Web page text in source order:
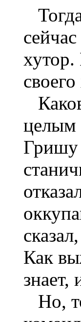
целым
Гришу
Как
знает,
Но,